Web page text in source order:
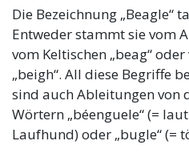
Die Bezeichnung „Beagle“
Entweder stammt sie vom
vom Keltischen „beag“
„beigh“. All diese Begriffe
sind auch Ableitungen von
Wörtern „béenguele“ (=
Laufhund) oder „bugle“ (=